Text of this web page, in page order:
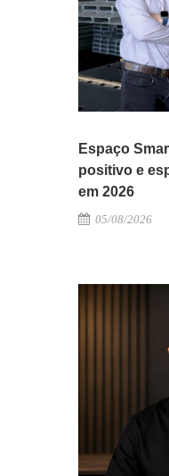
Espaço
positivo e
em 2026
05/08/2026